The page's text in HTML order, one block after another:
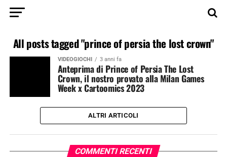
All posts tagged "prince of persia the lost crown"
VIDEOGIOCHI 3 anni fa
Anteprima di Prince of Persia The Lost
Crown, il nostro provato alla Milan Games
Week x Cartoomics 2023
ALTRI ARTICOLI
COMMENTI RECENTI